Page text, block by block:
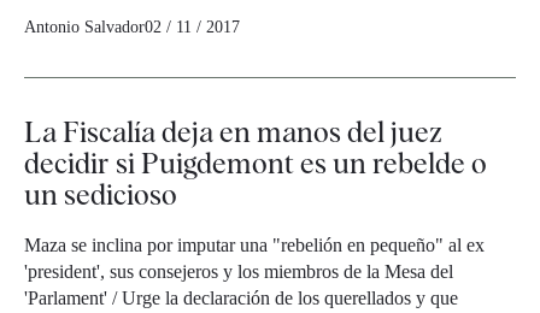
Antonio Salvador02 / 11 / 2017
La Fiscalía deja en manos del juez
decidir si Puigdemont es un rebelde o
un sedicioso
Maza se inclina por imputar una "rebelión en pequeño" al ex
'president', sus consejeros y los miembros de la Mesa del
'Parlament' / Urge la declaración de los querellados y que